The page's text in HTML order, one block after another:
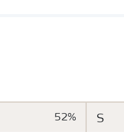
52% S